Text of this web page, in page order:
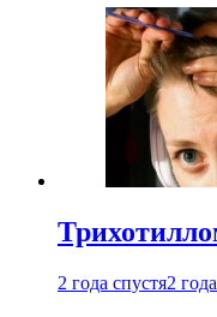
2 года спустя2